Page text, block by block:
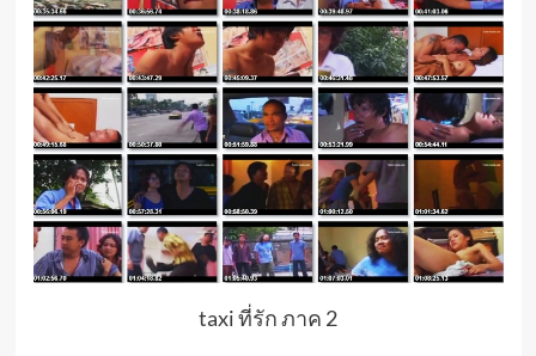
taxi ที่รัก ภาค 2